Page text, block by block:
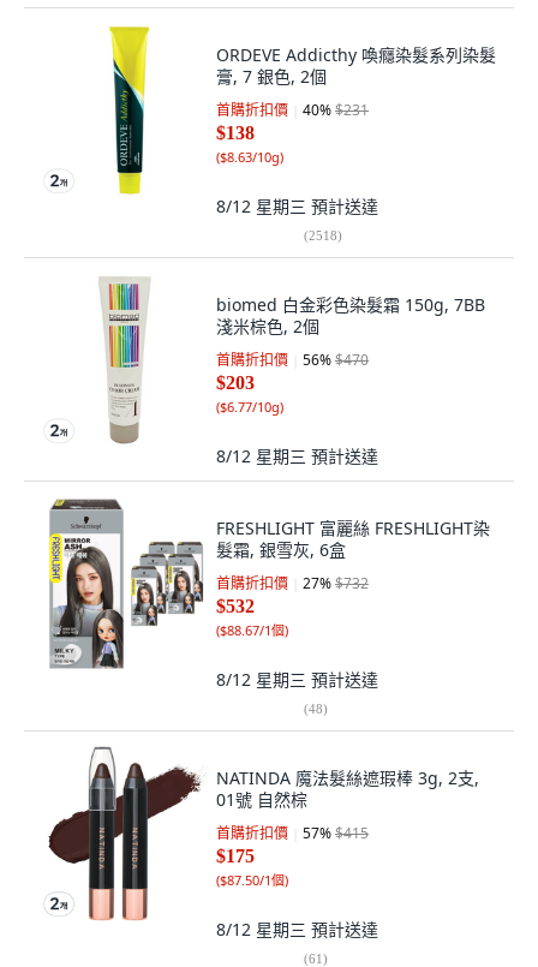
ORDEVE Addicthy 喚癮染髮系列染髮
膏, 7 銀色, 2個
首購折扣價 40%$231
$138
($8.63/10g)
8/12 星期三 預計送達
(2518)
biomed 白金彩色染髮霜 150g, 7BB
淺米棕色, 2個
首購折扣價 56%$470
$203
($6.77/10g)
8/12 星期三 預計送達
FRESHLIGHT 富麗絲 FRESHLIGHT染
髮霜, 銀雪灰, 6盒
首購折扣價 27%$732
$532
($88.67/1個)
8/12 星期三 預計送達
(48)
NATINDA 魔法髮絲遮瑕棒 3g, 2支,
01號 自然棕
首購折扣價 57%$415
$175
($87.50/1個)
8/12 星期三 預計送達
(61)